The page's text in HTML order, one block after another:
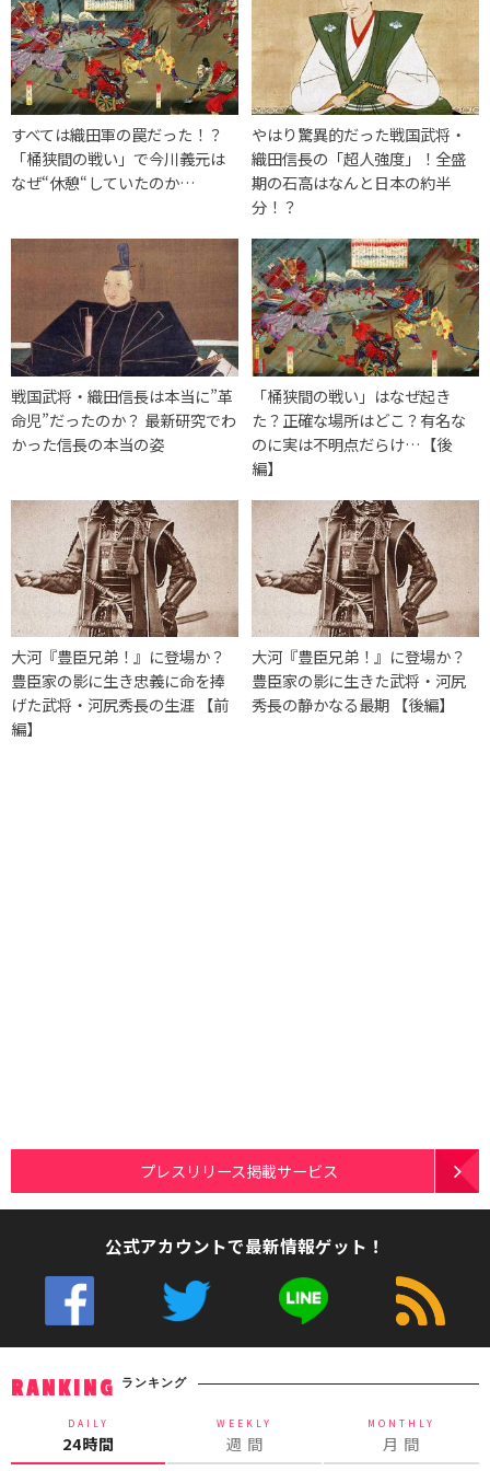
すべては織田軍の罠だった！？
「桶狭間の戦い」で今川義元は
なぜ“休憩“していたのか…
やはり驚異的だった戦国武将・
織田信長の「超人強度」！全盛
期の石高はなんと日本の約半
分！？
戦国武将・織田信長は本当に”革
命児”だったのか？ 最新研究でわ
かった信長の本当の姿
「桶狭間の戦い」はなぜ起き
た？正確な場所はどこ？有名な
のに実は不明点だらけ…【後
編】
大河『豊臣兄弟！』に登場か？
豊臣家の影に生き忠義に命を捧
げた武将・河尻秀長の生涯 【前
編】
大河『豊臣兄弟！』に登場か？
豊臣家の影に生きた武将・河尻
秀長の静かなる最期 【後編】
プレスリリース掲載サービス
公式アカウントで最新情報ゲット！
RANKING ランキング
DAILY
24時間
WEEKLY
週 間
MONTHLY
月 間